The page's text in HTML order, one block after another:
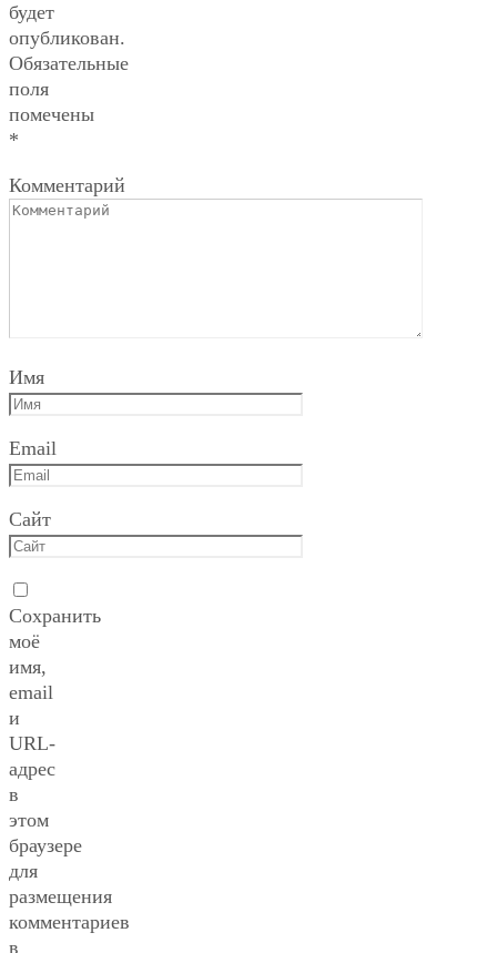
будет
опубликован.
Обязательные
поля
помечены
*
Комментарий
Имя
Email
Сайт
Сохранить
моё
имя,
email
и
URL-
адрес
в
этом
браузере
для
размещения
комментариев
в